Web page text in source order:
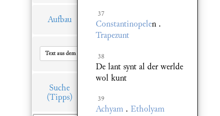
Aufbau
Text aus dem Hauptfenster in Zwischenablage kopieren
Suche
(Tipps)
37
Constantinopelen .
Trapezunt
38
De lant synt al der werlde
wol kunt
39
Achyam. Etholyam